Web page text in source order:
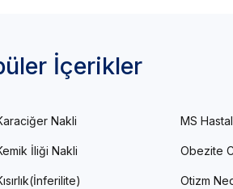
İçerikler
Nakli
İliği Nakli
MS
Obezite
Otizm